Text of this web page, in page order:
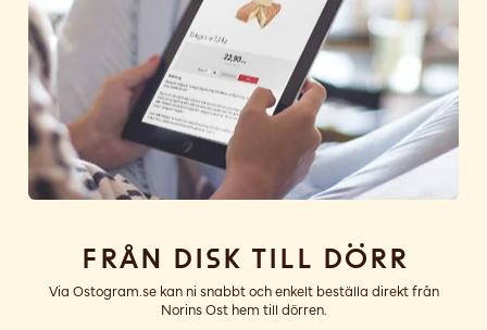
Från disk till dörr
Via Ostogram.se kan ni snabbt och enkelt beställa direkt från
Norins Ost hem till dörren.